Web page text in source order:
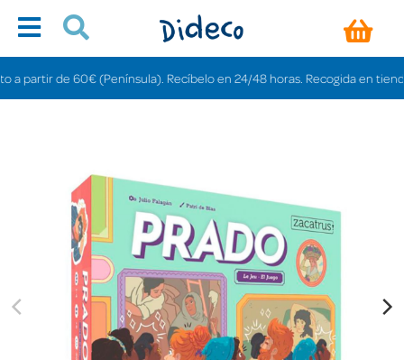
de 60€ (Península). Recíbelo en 24/48 horas. Recogida en tiendas